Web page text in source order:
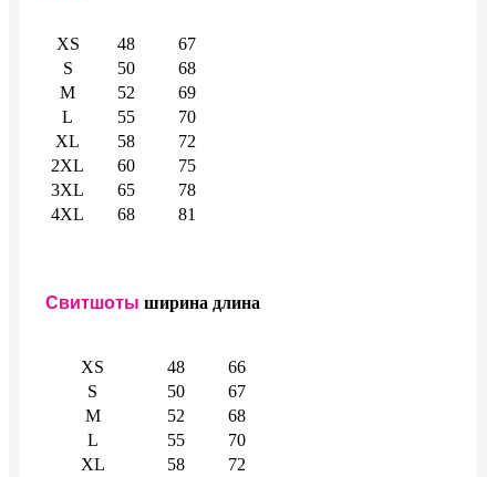
XS 48
67
S
50
68
M
52
69
L
55
70
XL
58
72
2XL
60
75
3XL
65
78
4XL
68 81
Свитшоты ширина длина
XS 48
66
S
50
67
M
52
68
L
55
70
XL
58
72